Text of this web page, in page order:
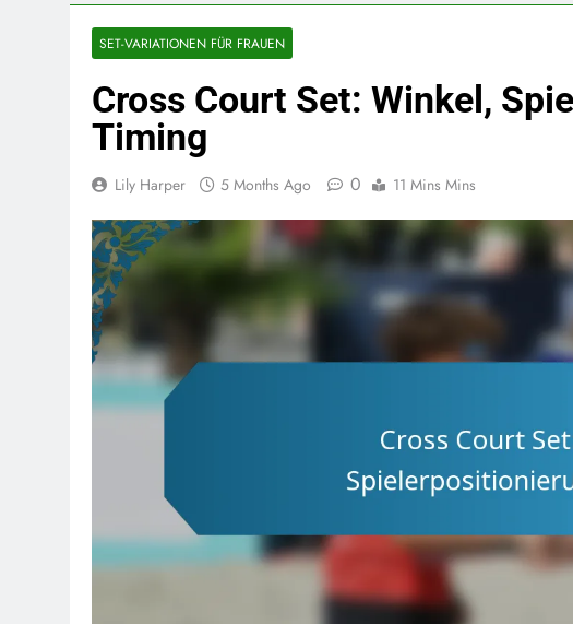
SET-VARIATIONEN FÜR FRAUEN
Cross Court Set: Winkel,
Timing
Lily Harper 5 Months Ago 0 11 Mins Mins